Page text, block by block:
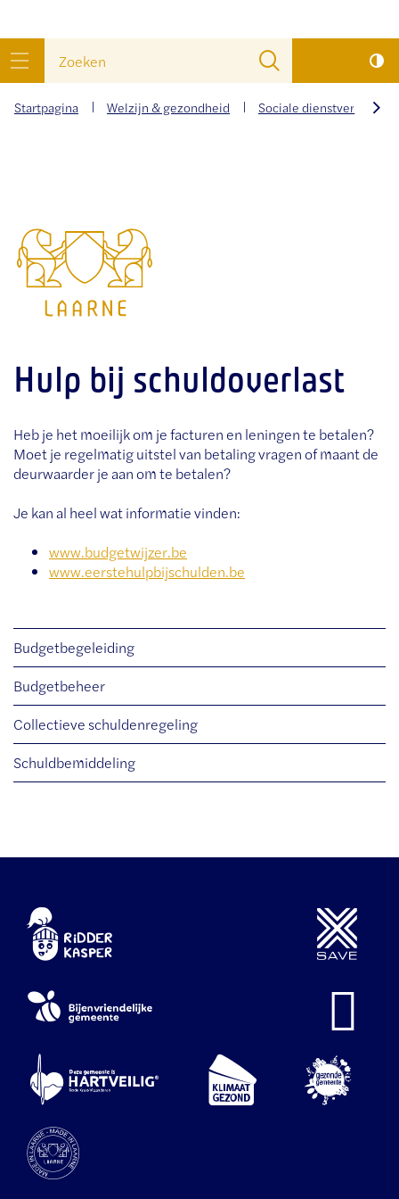
menu
zoek
je?
Gemeente
Laarne
Startpagina Welzijn & gezondheid Sociale dienstverlening
Hulp bij schuldoverlast
Heb je het moeilijk om je facturen en leningen te betalen?
Moet je regelmatig uitstel van betaling vragen of maant de
deurwaarder je aan om te betalen?
Je kan al heel wat informatie vinden:
www.budgetwijzer.be
www.eerstehulpbijschulden.be
Thema's
Budgetbegeleiding
Budgetbeheer
Collectieve schuldenregeling
Schuldbemiddeling